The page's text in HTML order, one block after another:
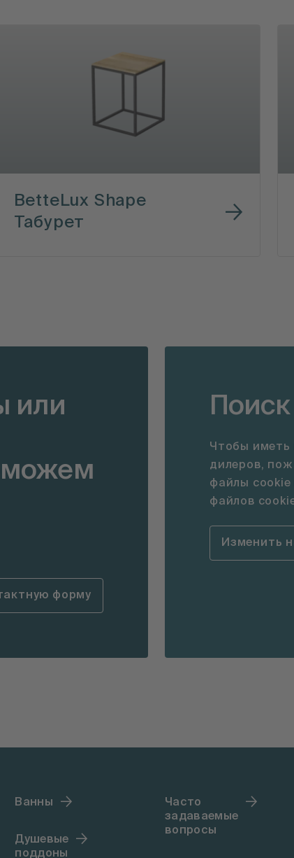
BetteLux Shape
Табурет
или
форму
Чтобы иметь
дилеров,
файлы cookie
файлов
Изменить
Ванны
Душевые
поддоны
Часто
задаваемые
вопросы